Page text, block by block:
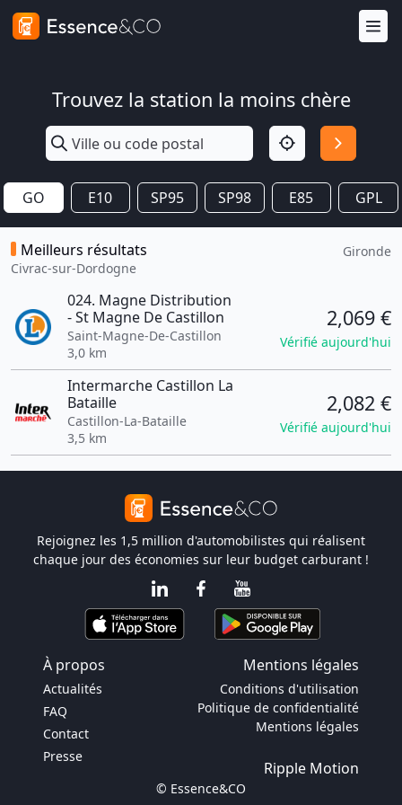
Trouvez la station la moins chère
GO E10 SP95 SP98 E85 GPL
Meilleurs résultats
Civrac-sur-Dordogne
Gironde
024. Magne Distribution
- St Magne De Castillon
Saint-Magne-De-Castillon
3,0 km
2,069 €
Vérifié aujourd'hui
Intermarche Castillon La
Bataille
Castillon-La-Bataille
3,5 km
2,082 €
Vérifié aujourd'hui
Rejoignez les 1,5 million d'automobilistes qui réalisent
chaque jour des économies sur leur budget carburant !
À propos Mentions légales
Actualités
FAQ
Contact
Presse
Conditions d'utilisation
Politique de confidentialité
Mentions légales
Ripple Motion
© Essence&CO